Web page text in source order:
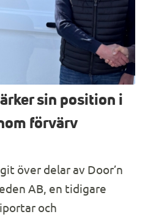
sin position i
förvärv
över delar av Door’n
AB, en tidigare
och